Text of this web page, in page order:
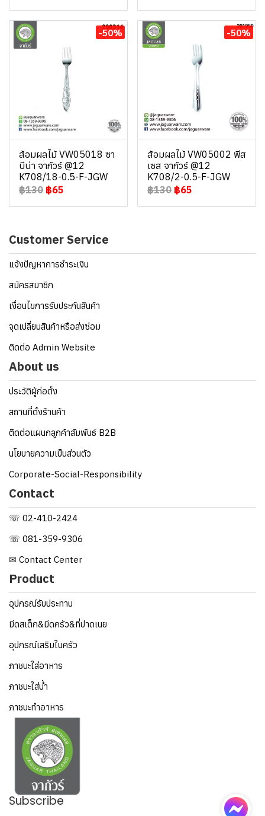
-50%
ส้อมผลไม้ VW05018 ซา
บีน่า จากัวร์ @12
K708/18-0.5-F-JGW
฿130 ฿65
-50%
ส้อมผลไม้ VW05002 พีส
เซส จากัวร์ @12
K708/2-0.5-F-JGW
฿130 ฿65
Customer Service
แจ้งปัญหาการชำระเงิน
สมัครสมาชิก
เงื่อนไขการรับประกันสินค้า
จุดเปลี่ยนสินค้าหรือส่งซ่อม
ติดต่อ Admin Website
About us
ประวัติผู้ก่อตั้ง
สถานที่ตั้งร้านค้า
ติดต่อแผนกลูกค้าสัมพันธ์ B2B
นโยบายความเป็นส่วนตัว
Corporate-Social-Responsibility
Contact
☏ 02-410-2424
☏ 081-359-9306
✉ Contact Center
Product
อุปกรณ์รับประทาน
มีดสเต็ก&มีดครัว&ที่ปาดเนย
อุปกรณ์เสริมในครัว
ภาชนะใส่อาหาร
ภาชนะใส่น้ำ
ภาชนะทำอาหาร
Subscribe